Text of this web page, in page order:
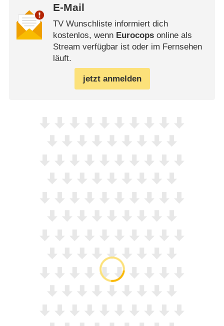
E-Mail
TV Wunschliste informiert dich
kostenlos, wenn Eurocopsonline als
Stream verfügbar ist oder im Fernsehen
läuft.
jetzt anmelden